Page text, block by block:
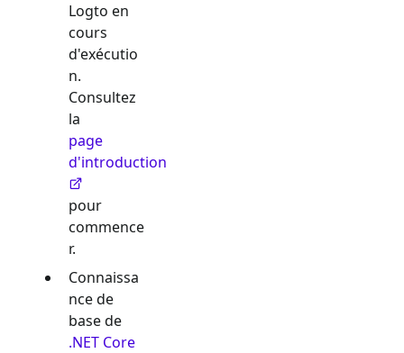
Logto en
cours
d'exécutio
n.
Consultez
la
page
d'introduction
pour
commence
r.
Connaissa
nce de
base de
.NET Core